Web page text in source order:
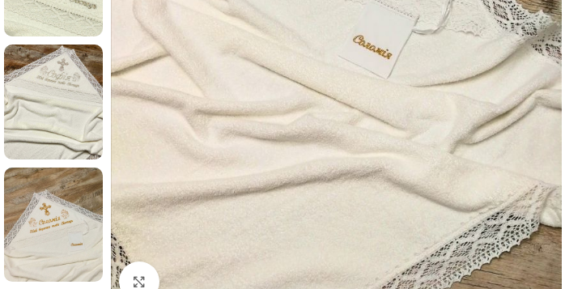
Клацніть, щоб збільшити